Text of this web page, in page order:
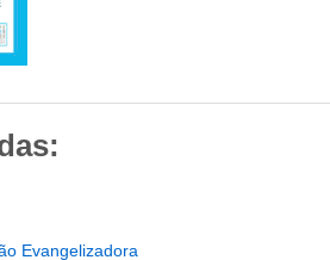
Evangelizadora